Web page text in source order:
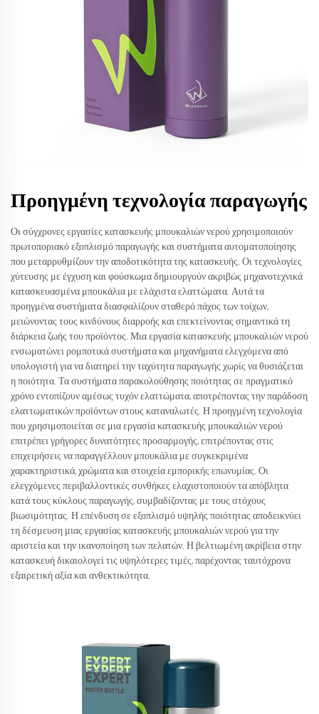
Προηγμένη τεχνολογία παραγωγής
Οι σύγχρονες εργασίες κατασκευής μπουκαλιών νερού χρησιμοποιούν
πρωτοποριακό εξοπλισμό παραγωγής και συστήματα αυτοματοποίησης
που μεταρρυθμίζουν την αποδοτικότητα της κατασκευής. Οι τεχνολογίες
χύτευσης με έγχυση και φούσκωμα δημιουργούν ακριβώς μηχανοτεχνικά
κατασκευασμένα μπουκάλια με ελάχιστα ελαττώματα. Αυτά τα
προηγμένα συστήματα διασφαλίζουν σταθερό πάχος των τοίχων,
μειώνοντας τους κινδύνους διαρροής και επεκτείνοντας σημαντικά τη
διάρκεια ζωής του προϊόντος. Μια εργασία κατασκευής μπουκαλιών νερού
ενσωματώνει ρομποτικά συστήματα και μηχανήματα ελεγχόμενα από
υπολογιστή για να διατηρεί την ταχύτητα παραγωγής χωρίς να θυσιάζεται
η ποιότητα. Τα συστήματα παρακολούθησης ποιότητας σε πραγματικό
χρόνο εντοπίζουν αμέσως τυχόν ελαττώματα, αποτρέποντας την παράδοση
ελαττωματικών προϊόντων στους καταναλωτές. Η προηγμένη τεχνολογία
που χρησιμοποιείται σε μια εργασία κατασκευής μπουκαλιών νερού
επιτρέπει γρήγορες δυνατότητες προσαρμογής, επιτρέποντας στις
επιχειρήσεις να παραγγέλλουν μπουκάλια με συγκεκριμένα
χαρακτηριστικά, χρώματα και στοιχεία εμπορικής επωνυμίας. Οι
ελεγχόμενες περιβαλλοντικές συνθήκες ελαχιστοποιούν τα απόβλητα
κατά τους κύκλους παραγωγής, συμβαδίζοντας με τους στόχους
βιωσιμότητας. Η επένδυση σε εξοπλισμό υψηλής ποιότητας αποδεικνύει
τη δέσμευση μιας εργασίας κατασκευής μπουκαλιών νερού για την
αριστεία και την ικανοποίηση των πελατών. Η βελτιωμένη ακρίβεια στην
κατασκευή δικαιολογεί τις υψηλότερες τιμές, παρέχοντας ταυτόχρονα
εξαιρετική αξία και ανθεκτικότητα.